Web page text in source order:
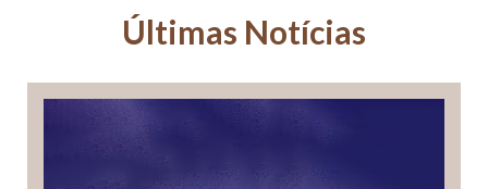
Últimas Notícias